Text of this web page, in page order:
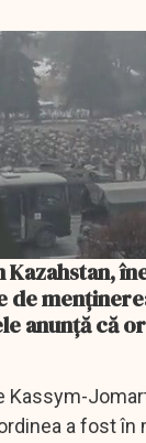
Kazahstan,
de
anunță că
Kassym-
a fost în